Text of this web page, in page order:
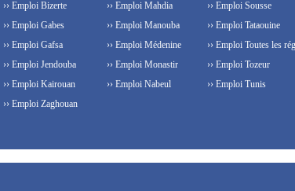
›› Emploi Bizerte
›› Emploi Gabes
›› Emploi Gafsa
›› Emploi Jendouba
›› Emploi Kairouan
›› Emploi Mahdia
›› Emploi Manouba
›› Emploi Médenine
›› Emploi Monastir
›› Emploi Nabeul
›› Emploi Sousse
›› Emploi Tataouine
›› Emploi Toutes les
›› Emploi Tozeur
›› Emploi Tunis
›› Emploi Zaghouan